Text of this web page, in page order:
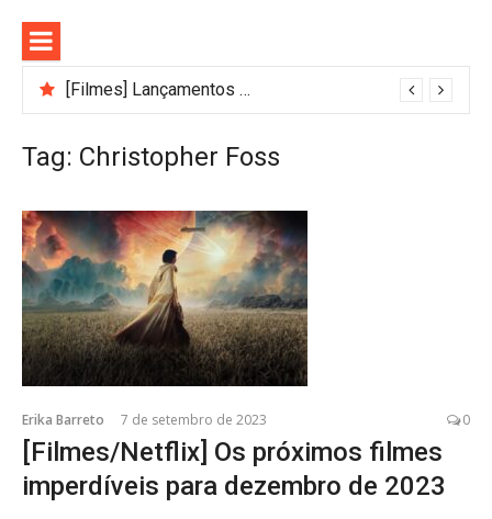
para
conteúdo
[Filmes] Lançamentos de agosto no Adrenalina Pura+ trazem ação e suspenseBastidores do Filme Filhos de Sangue e Osso Revelam a Magia de Orïsha
Tag: Christopher Foss
Erika Barreto 7 de setembro de 2023 0
[Filmes/Netflix] Os próximos filmes
imperdíveis para dezembro de 2023